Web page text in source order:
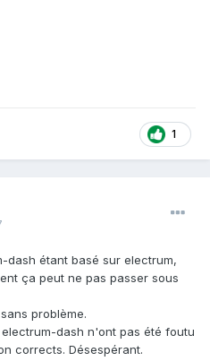
1
dash étant basé sur electrum,
ça peut ne pas passer sous
problème.
dash n'ont pas été foutu
corrects. Désespérant.